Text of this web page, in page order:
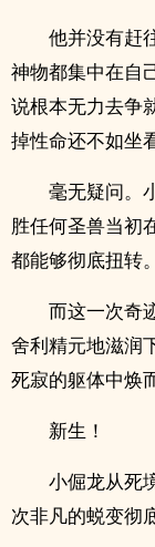
他并没有赶
神物都集中在自
说根本无力去争
掉性命还不如坐
毫无疑问。
胜任何圣兽当初
都能够彻底扭转。
而这一次奇
舍利精元地滋润
死寂的躯体中焕
新生！
小倔龙从死
次非凡的蜕变彻